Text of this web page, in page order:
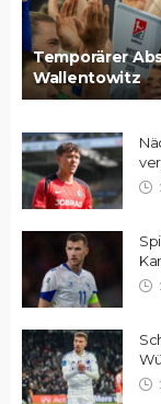
Temporärer
Wallentowitz